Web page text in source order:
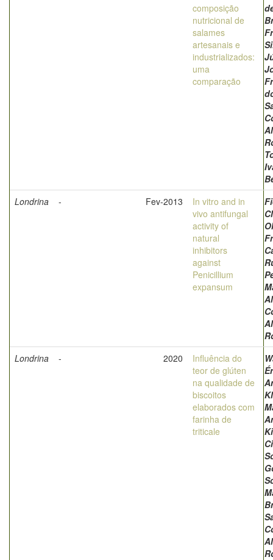
composição
nutricional de
salames
artesanais e
industrializados:
uma
comparação
Londrina
- Fev-2013
In vitro and in
vivo antifungal
activity of
natural
inhibitors
against
Penicillium
expansum
Londrina
- 2020
Influência do
teor de glúten
na qualidade de
biscoitos
elaborados com
farinha de
triticale